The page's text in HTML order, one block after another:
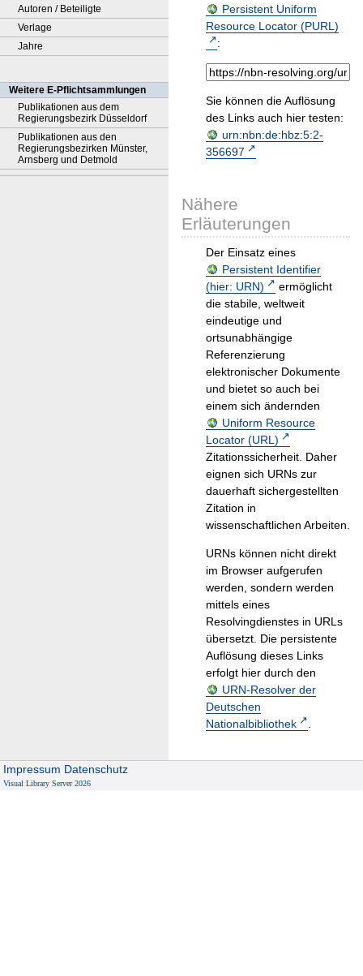
Autoren / Beteiligte
Verlage
Jahre
Weitere E-Pflichtsammlungen
Publikationen aus dem
Regierungsbezirk Düsseldorf
Publikationen aus den
Regierungsbezirken Münster,
Arnsberg und Detmold
Persistent Uniform
Resource Locator (PURL)
:
Sie können die Auflösung
des Links auch hier testen:
urn:nbn:de:hbz:5:2-
356697
Nähere
Erläuterungen
Der Einsatz eines
Persistent Identifier
(hier: URN)
ermöglicht
die stabile, weltweit
eindeutige und
ortsunabhängige
Referenzierung
elektronischer Dokumente
und bietet so auch bei
einem sich ändernden
Uniform Resource
Locator (URL)
Zitationssicherheit. Daher
eignen sich URNs zur
dauerhaft sichergestellten
Zitation in
wissenschaftlichen Arbeiten.
URNs können nicht direkt
im Browser aufgerufen
werden, sondern werden
mittels eines
Resolvingdienstes in URLs
übersetzt. Die persistente
Auflösung dieses Links
erfolgt hier durch den
URN-Resolver der
Deutschen
Nationalbibliothek
.
Impressum Datenschutz
Visual Library Server 2026